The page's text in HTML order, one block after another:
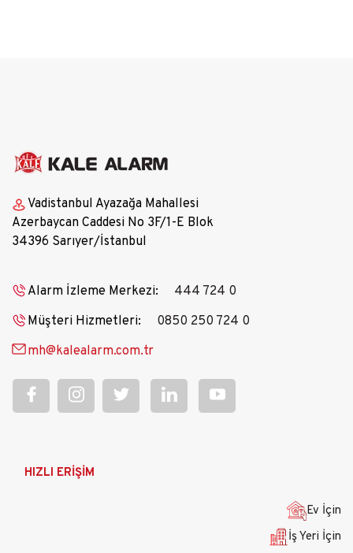
Vadistanbul Ayazağa Mahallesi
Azerbaycan Caddesi No 3F/1-E Blok
34396 Sarıyer/İstanbul
Alarm İzleme Merkezi:
444 724 0
Müşteri Hizmetleri:
0850 250 724 0
mh@kalealarm.com.tr
AnaHIZLI ERİŞİM
Ev İçin
İş Yeri İçin